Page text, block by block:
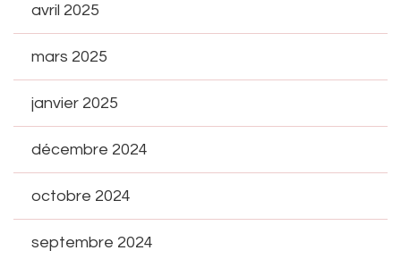
avril 2025
mars 2025
janvier 2025
décembre 2024
octobre 2024
septembre 2024